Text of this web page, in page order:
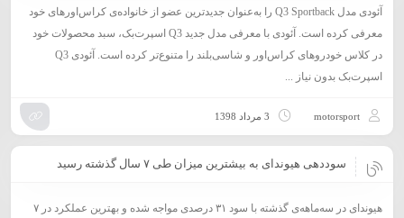
آئودی مدل Q3 Sportback را به‌عنوان جدیدترین عضو از خانواده‌ی کراس‌اورهای خود
معرفی کرده است. آئودی با معرفی مدل جدید Q3 اسپرت‌بک، سبد محصولات خود
در کلاس خودروهای کراس‌اور و شاسی‌بلند را متنوع‌تر کرده است. آئودی Q3
اسپرت‌بک بدون نیاز ...
motorsport 3 مرداد 1398
سوددهی هیوندای به بیشترین میزان طی ۷ سال گذشته رسید
هیوندای در سه‌ماهه‌ی گذشته با سود ۳۱ درصدی مواجه شده و بهترین عملکرد در ۷